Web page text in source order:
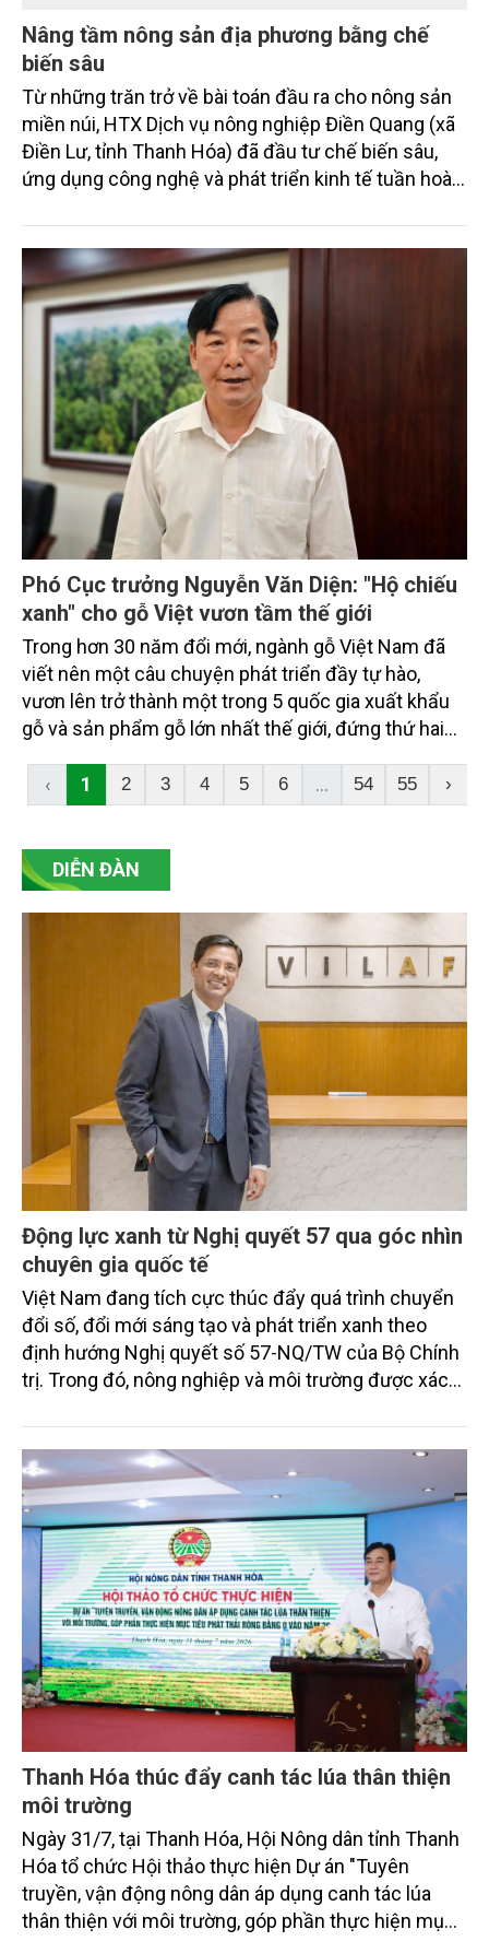
Nâng tầm nông sản địa phương bằng chế
biến sâu
Từ những trăn trở về bài toán đầu ra cho nông sản
miền núi, HTX Dịch vụ nông nghiệp Điền Quang (xã
Điền Lư, tỉnh Thanh Hóa) đã đầu tư chế biến sâu,
ứng dụng công nghệ và phát triển kinh tế tuần hoàn.
sản phẩm nông nghiệp địa phương mà còn tạo việc
làm, nâng cao thu nhập cho người dân và hình thành
chuỗi sản xuất bền vững.
Phó Cục trưởng Nguyễn Văn Diện: "Hộ chiếu
xanh" cho gỗ Việt vươn tầm thế giới
Trong hơn 30 năm đổi mới, ngành gỗ Việt Nam đã
viết nên một câu chuyện phát triển đầy tự hào,
vươn lên trở thành một trong 5 quốc gia xuất khẩu
gỗ và sản phẩm gỗ lớn nhất thế giới, đứng thứ hai
mặt trên 140 quốc gia và vùng lãnh thổ.
‹ 1 2 3 4 5 6 ... 54 55 ›
DIỄN ĐÀN
Động lực xanh từ Nghị quyết 57 qua góc nhìn
chuyên gia quốc tế
Việt Nam đang tích cực thúc đẩy quá trình chuyển
đổi số, đổi mới sáng tạo và phát triển xanh theo
định hướng Nghị quyết số 57-NQ/TW của Bộ Chính
trị. Trong đó, nông nghiệp và môi trường được xác
sắc bởi các tiến bộ công nghệ và cam kết bền vững
toàn cầu, đặc biệt là mục tiêu đưa phát thải ròng
bằng 0 (Net-Zero) vào năm 2050.
Thanh Hóa thúc đẩy canh tác lúa thân thiện
môi trường
Ngày 31/7, tại Thanh Hóa, Hội Nông dân tỉnh Thanh
Hóa tổ chức Hội thảo thực hiện Dự án "Tuyên
truyền, vận động nông dân áp dụng canh tác lúa
thân thiện với môi trường, góp phần thực hiện mục